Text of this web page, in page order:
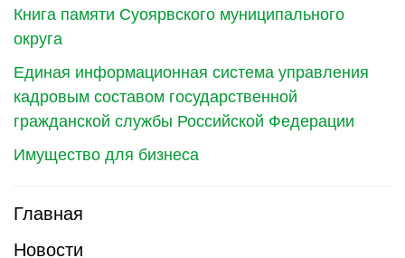
Книга памяти Суоярвского муниципального
округа
Единая информационная система управления
кадровым составом государственной
гражданской службы Российской Федерации
Имущество для бизнеса
Главная
Новости